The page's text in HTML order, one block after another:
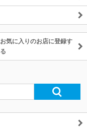
お気に入りのお店に登録す
る